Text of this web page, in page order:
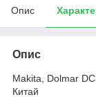
Опис
Опис
Makita, Dolmar
Китай